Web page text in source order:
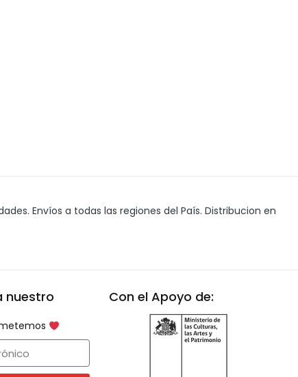
Envíos a todas las regiones del País. Distribucion en
nuestro
Con el Apoyo de: